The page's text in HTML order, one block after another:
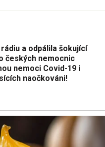
a odpálila šokující
českých nemocnic
nemoci Covid-19 i
naočkováni!